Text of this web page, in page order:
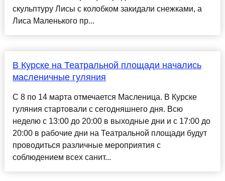
скульптуру Лисы с колобком закидали снежками, а
Лиса Маленького пр...
В Курске на Театральной площади начались
масленичные гуляния
С 8 по 14 марта отмечается Масленица. В Курске
гуляния стартовали с сегодняшнего дня. Всю
неделю с 13:00 до 20:00 в выходные дни и с 17:00 до
20:00 в рабочие дни на Театральной площади будут
проводиться различные мероприятия с
соблюдением всех санит...